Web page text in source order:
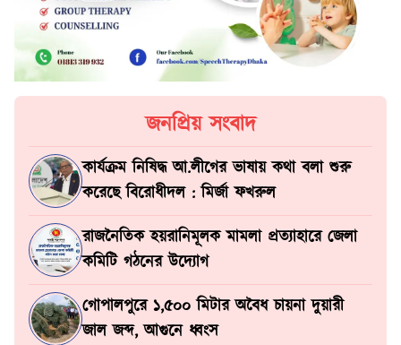
জনপ্রিয় সংবাদ
কার্যক্রম নিষিদ্ধ আ.লীগের ভাষায় কথা বলা শুরু
করেছে বিরোধীদল : মির্জা ফখরুল
রাজনৈতিক হয়রানিমূলক মামলা প্রত্যাহারে জেলা
কমিটি গঠনের উদ্যোগ
গোপালপুরে ১,৫০০ মিটার অবৈধ চায়না দুয়ারী
জাল জব্দ, আগুনে ধ্বংস